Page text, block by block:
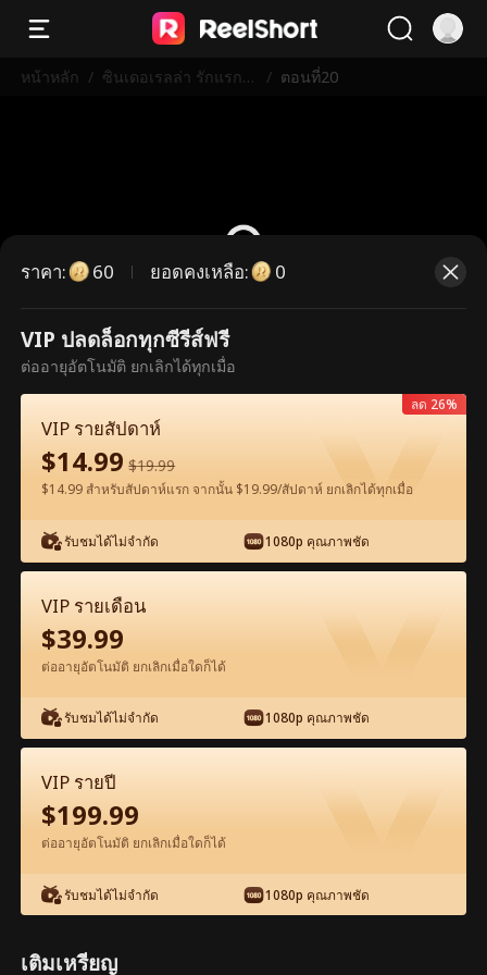
หน้าหลัก / ซินเดอเรลล่า รักแรกที่
/ ตอนที่20
ตอนนี้เป็นตอนพรีเมียม กรุณาปลดล็อก
เพื่อรับชม
ดูฟรีในแอป
ตอน20-ภาพยนตร์ ซินเดอเรลล่า รักแรกที่ไม่
เคยลืม เต็มเรื่อง ภาพยนตร์เต็มเรื่อง
1-50 51-80
20 21 23
ราคา: 60 ยอดคงเหลือ: 0
VIP ปลดล็อกทุกซีรีส์ฟรี
ต่ออายุอัตโนมัติ ยกเลิกได้ทุกเมื่อ
VIP รายสัปดาห์
$14.99 $19.99
$14.99 สำหรับสัปดาห์แรก จากนั้น $19.99/สัปดาห์ ยกเลิกได้ทุกเมื่อ
รับชมได้ไม่จำกัด 1080p คุณภาพชัด
ลด 26%
VIP รายเดือน
$39.99
ต่ออายุอัตโนมัติ ยกเลิกเมื่อใดก็ได้
รับชมได้ไม่จำกัด 1080p คุณภาพชัด
VIP รายปี
$199.99
ต่ออายุอัตโนมัติ ยกเลิกเมื่อใดก็ได้
รับชมได้ไม่จำกัด 1080p คุณภาพชัด
เติมเหรียญ